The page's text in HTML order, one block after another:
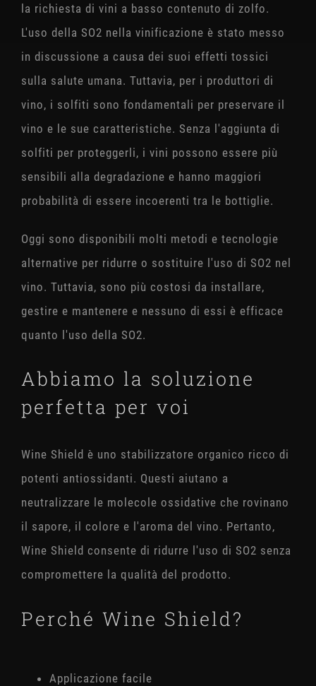
la richiesta di vini a basso contenuto di zolfo.
L'uso della SO2 nella vinificazione è stato messo
in discussione a causa dei suoi effetti tossici
sulla salute umana. Tuttavia, per i produttori di
vino, i solfiti sono fondamentali per preservare il
vino e le sue caratteristiche. Senza l'aggiunta di
solfiti per proteggerli, i vini possono essere più
sensibili alla degradazione e hanno maggiori
probabilità di essere incoerenti tra le bottiglie.
Oggi sono disponibili molti metodi e tecnologie
alternative per ridurre o sostituire l'uso di SO2 nel
vino. Tuttavia, sono più costosi da installare,
gestire e mantenere e nessuno di essi è efficace
quanto l'uso della SO2.
Abbiamo la soluzione
perfetta per voi
Wine Shield è uno stabilizzatore organico ricco di
potenti antiossidanti. Questi aiutano a
neutralizzare le molecole ossidative che rovinano
il sapore, il colore e l'aroma del vino. Pertanto,
Wine Shield consente di ridurre l'uso di SO2 senza
compromettere la qualità del prodotto.
Perché Wine Shield?
Applicazione facile